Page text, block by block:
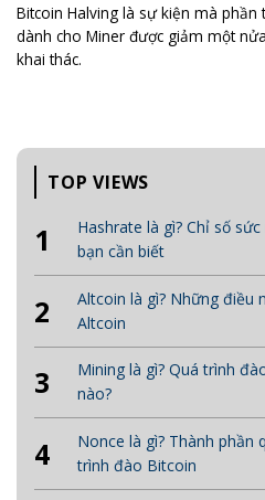
Bitcoin Halving là sự kiện mà phần
dành cho Miner được giảm một
khai thác.
TOP VIEWS
1
Hashrate là gì? Chỉ số
bạn cần biết
2
Altcoin là gì? Những điều
Altcoin
3
Mining là gì? Quá trình
nào?
4
Nonce là gì? Thành phần
trình đào Bitcoin